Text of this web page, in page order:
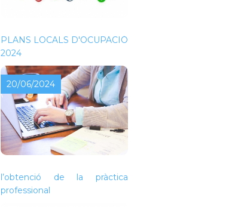
20/06/2024
PLANS LOCALS D'OCUPACIÓ
2024
l’obtenció de la pràctica
professional